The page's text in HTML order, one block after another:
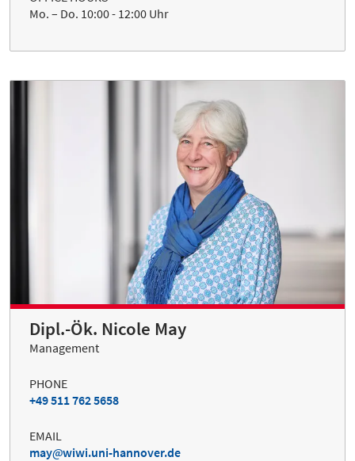
Mo. – Do. 10:00 - 12:00 Uhr
Dipl.-Ök. Nicole May
Management
PHONE
+49 511 762 5658
EMAIL
may
wiwi.uni-hannover.de